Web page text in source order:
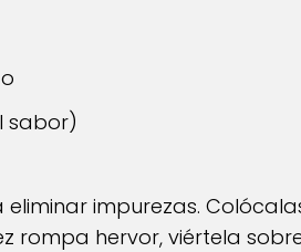
sabor)
impurezas.
rompa hervor, viértela